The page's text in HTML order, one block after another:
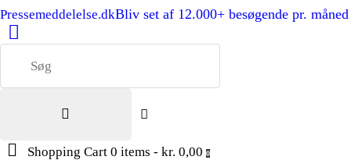
Pressemeddelelse.dkBliv set af 12.000+ besøgende pr. måned
Shopping Cart 0 items - kr. 0,00 0